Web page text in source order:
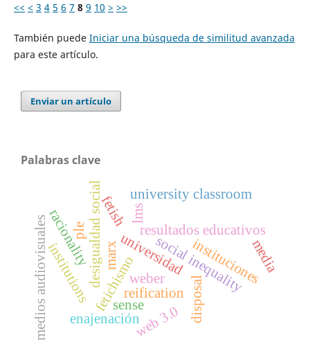
<< < 3 4 5 6 7 8 9 10 > >>
También puede Iniciar una búsqueda de similitud avanzada
para este artículo.
Enviar un artículo
Palabras clave
universidad
fetichismo
resultados educativos
social inequality
desigualdad social
racionality
weber
institutions instituciones
fetish
disposal
reification
enajenación
marx media
medios audiovisuales ple
lms
web 3.0
university classroom
sense